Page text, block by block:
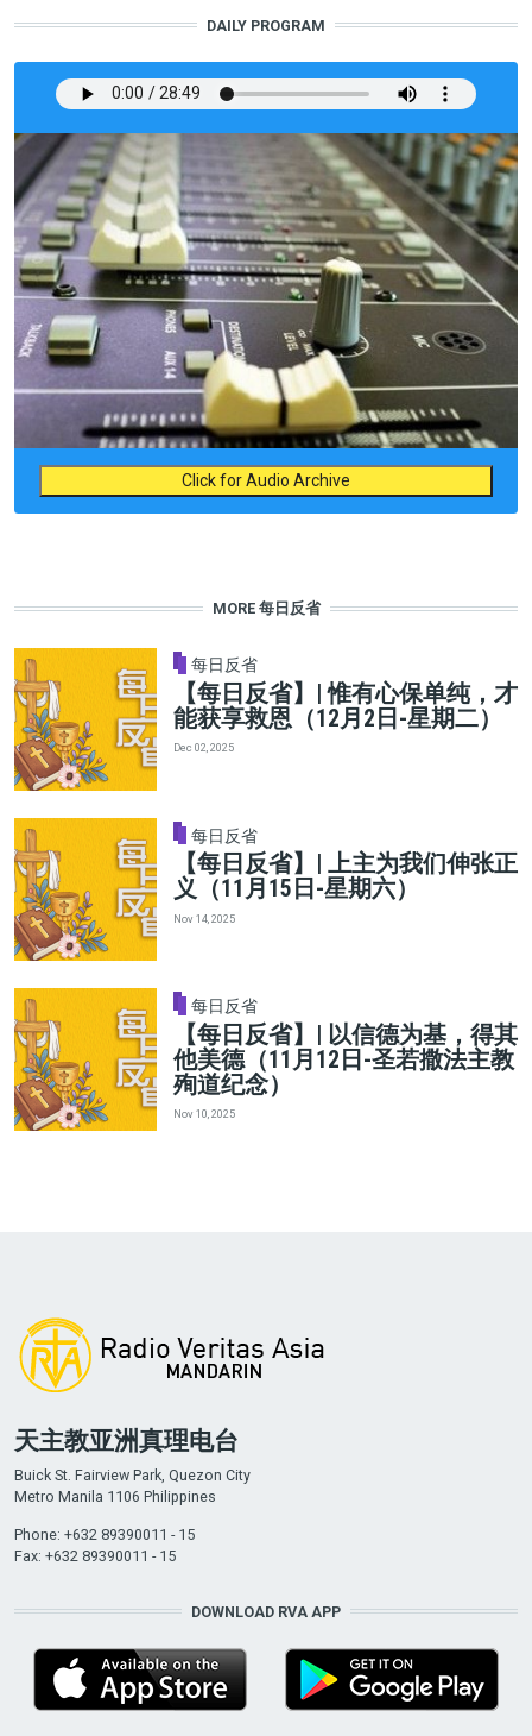
DAILY PROGRAM
Click for Audio Archive
MORE 每日反省
每日反省
【每日反省】| 惟有心保单纯，才
能获享救恩（12月2日-星期二）
Dec 02, 2025
每日反省
【每日反省】| 上主为我们伸张正
义（11月15日-星期六）
Nov 14, 2025
每日反省
【每日反省】| 以信德为基，得其
他美德（11月12日-圣若撒法主教
殉道纪念）
Nov 10, 2025
天主教亚洲真理电台
Buick St. Fairview Park, Quezon City
Metro Manila 1106 Philippines
Phone: +632 89390011 - 15
Fax: +632 89390011 - 15
DOWNLOAD RVA APP